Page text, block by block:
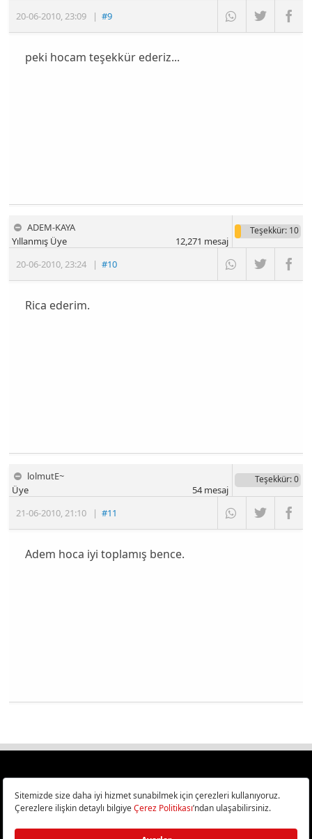
20-06-2010,23:09 |#9
peki hocam teşekkür ederiz...
ADEM-KAYA
20-06-2010,23:24 |#10
Yıllanmış Üye
Teşekkür: 10
12,271 mesaj
Rica ederim.
lolmutE~
21-06-2010,21:10 |#11
Üye
Teşekkür: 0
54mesaj
Adem hoca iyi toplamış bence.
Türkiye
Bilişim ve Teknoloji Haberleri CHIP Online’da!